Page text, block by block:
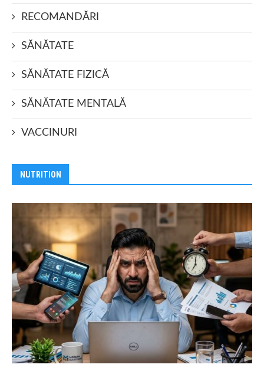
RECOMANDĂRI
SĂNĂTATE
SĂNĂTATE FIZICĂ
SĂNĂTATE MENTALĂ
VACCINURI
NUTRITION